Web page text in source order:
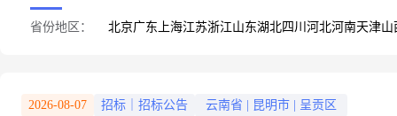
省份地区： 北京广东 上海江苏浙江山东湖北四川 河北河南天津山
2026-08-07 招标｜招标公告 云南省 昆明市 呈贡区